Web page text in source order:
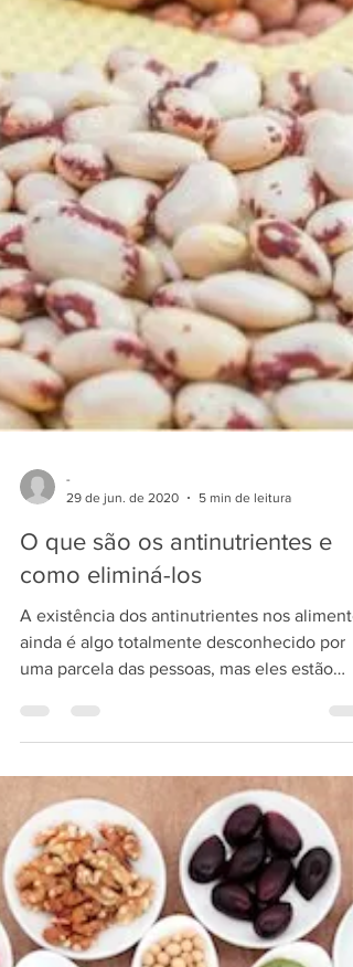
29 de jun. de 2020
5 min de leitura
O que são os antinutrientes e
como eliminá-los
A existência dos antinutrientes nos
ainda é algo totalmente desconhecido por
uma parcela das pessoas, mas eles estão